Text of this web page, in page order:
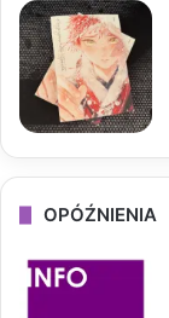
OPÓŹNIENIA